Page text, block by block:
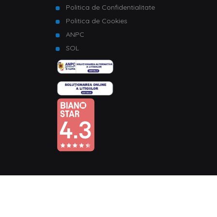
Politica de Confidentialitate
Politica de Cookies
ANPC
SOL